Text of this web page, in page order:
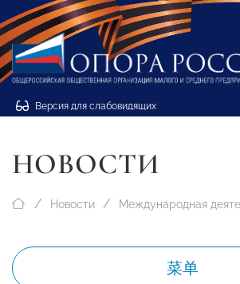
Версия для слабовидящих
НОВОСТИ
Новости
菜单